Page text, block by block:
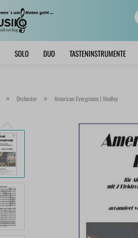
SOLO DUO TASTENINSTRUMENTE
» Orchester » American Evergreens | Medley